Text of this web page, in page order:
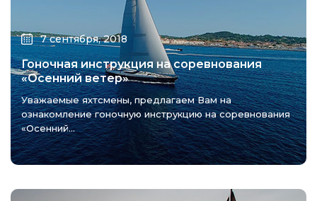
7 сентября, 2018
Гоночная инструкция на соревнования
«Осенний ветер»
Уважаемые яхтсмены, предлагаем Вам на
ознакомление гоночную инструкцию на соревнования
«Осенний...